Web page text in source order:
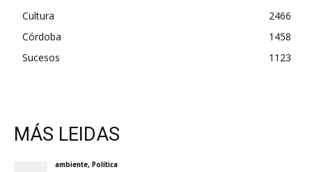
Cultura
2466
Córdoba
1458
Sucesos
1123
MÁS LEIDAS